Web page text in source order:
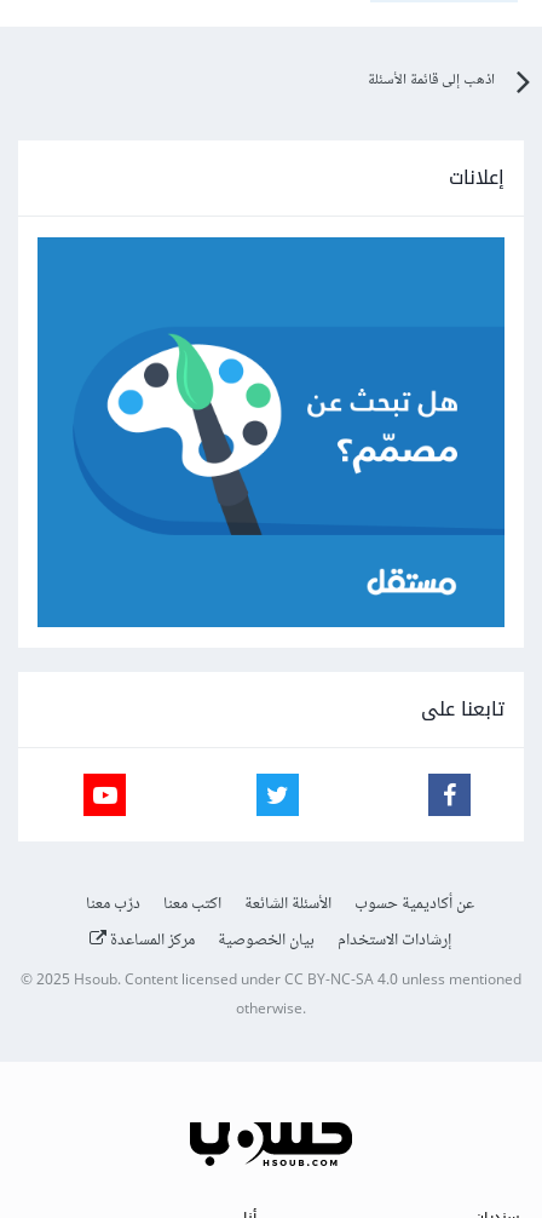
اذهب إلى قائمة الأسئلة
إعلانات
تابعنا على
عن أكاديمية حسوب الأسئلة الشائعة اكتب معنا
درّب معنا
إرشادات الاستخدام
بيان الخصوصية مركز المساعدة
© 2025Hsoub.Content licensed underCC BY-NC-SA 4.0unless mentioned
otherwise.